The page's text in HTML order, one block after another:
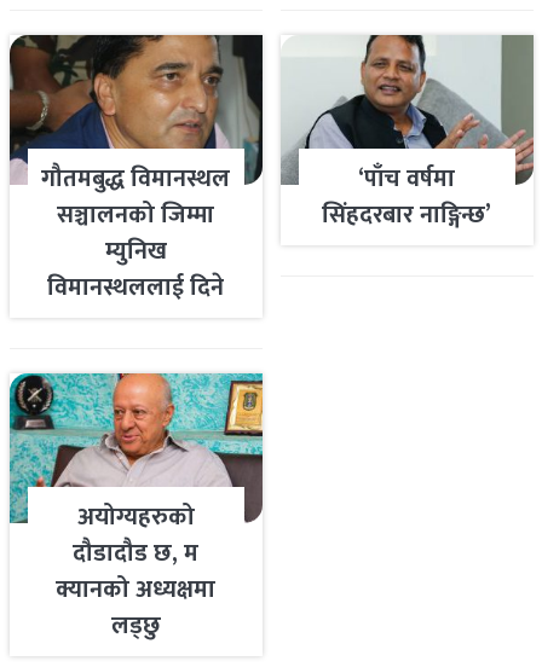
गौतमबुद्ध विमानस्थल
सञ्चालनको जिम्मा
म्युनिख
विमानस्थललाई दिने
‘पाँच वर्षमा
सिंहदरबार नाङ्गिन्छ’
अयोग्यहरुको
दौडादौड छ, म
क्यानको अध्यक्षमा
लड्छु